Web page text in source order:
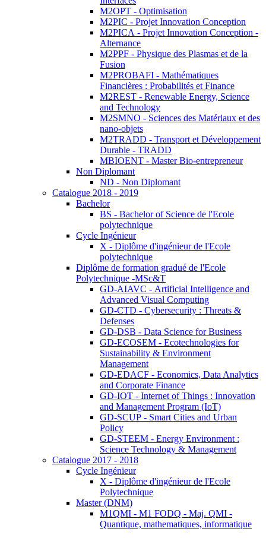
M2OPT - Optimisation
M2PIC - Projet Innovation Conception
M2PICA - Projet Innovation Conception -
Alternance
M2PPF - Physique des Plasmas et de la
Fusion
M2PROBAFI - Mathématiques
Financières : Probabilités et Finance
M2REST - Renewable Energy, Science
and Technology
M2SMNO - Sciences des Matériaux et des
nano-objets
M2TRADD - Transport et Développement
Durable - TRADD
MBIOENT - Master Bio-entrepreneur
Non Diplomant
ND - Non Diplomant
Catalogue 2018 - 2019
Bachelor
BS - Bachelor of Science de l'Ecole
polytechnique
Cycle Ingénieur
X - Diplôme d'ingénieur de l'Ecole
polytechnique
Diplôme de formation gradué de l'Ecole
Polytechnique -MSc&T
GD-AIAVC - Artificial Intelligence and
Advanced Visual Computing
GD-CTD - Cybersecurity : Threats &
Defenses
GD-DSB - Data Science for Business
GD-ECOSEM - Ecotechnologies for
Sustainability & Environment
Management
GD-EDACF - Economics, Data Analytics
and Corporate Finance
GD-IOT - Internet of Things : Innovation
and Management Program (IoT)
GD-SCUP - Smart Cities and Urban
Policy
GD-STEEM - Energy Environment :
Science Technology & Management
Catalogue 2017 - 2018
Cycle Ingénieur
X - Diplôme d'ingénieur de l'Ecole
Polytechnique
Master (DNM)
M1QMI - M1 FODQ - Maj. QMI -
Quantique, mathematiques, informatique